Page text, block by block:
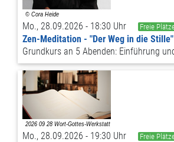
Mo., 28.09.2026 - 18:30 Uhr Freie
Zen-Meditation - "Der Weg in die Stille"
Grundkurs an 5 Abenden: Einführung
Mo., 28.09.2026 - 19:30 Uhr Freie